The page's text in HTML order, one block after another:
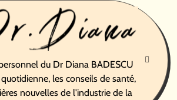
du Dr Diana BADESCU
les conseils de santé,
nouvelles de l'industrie de la